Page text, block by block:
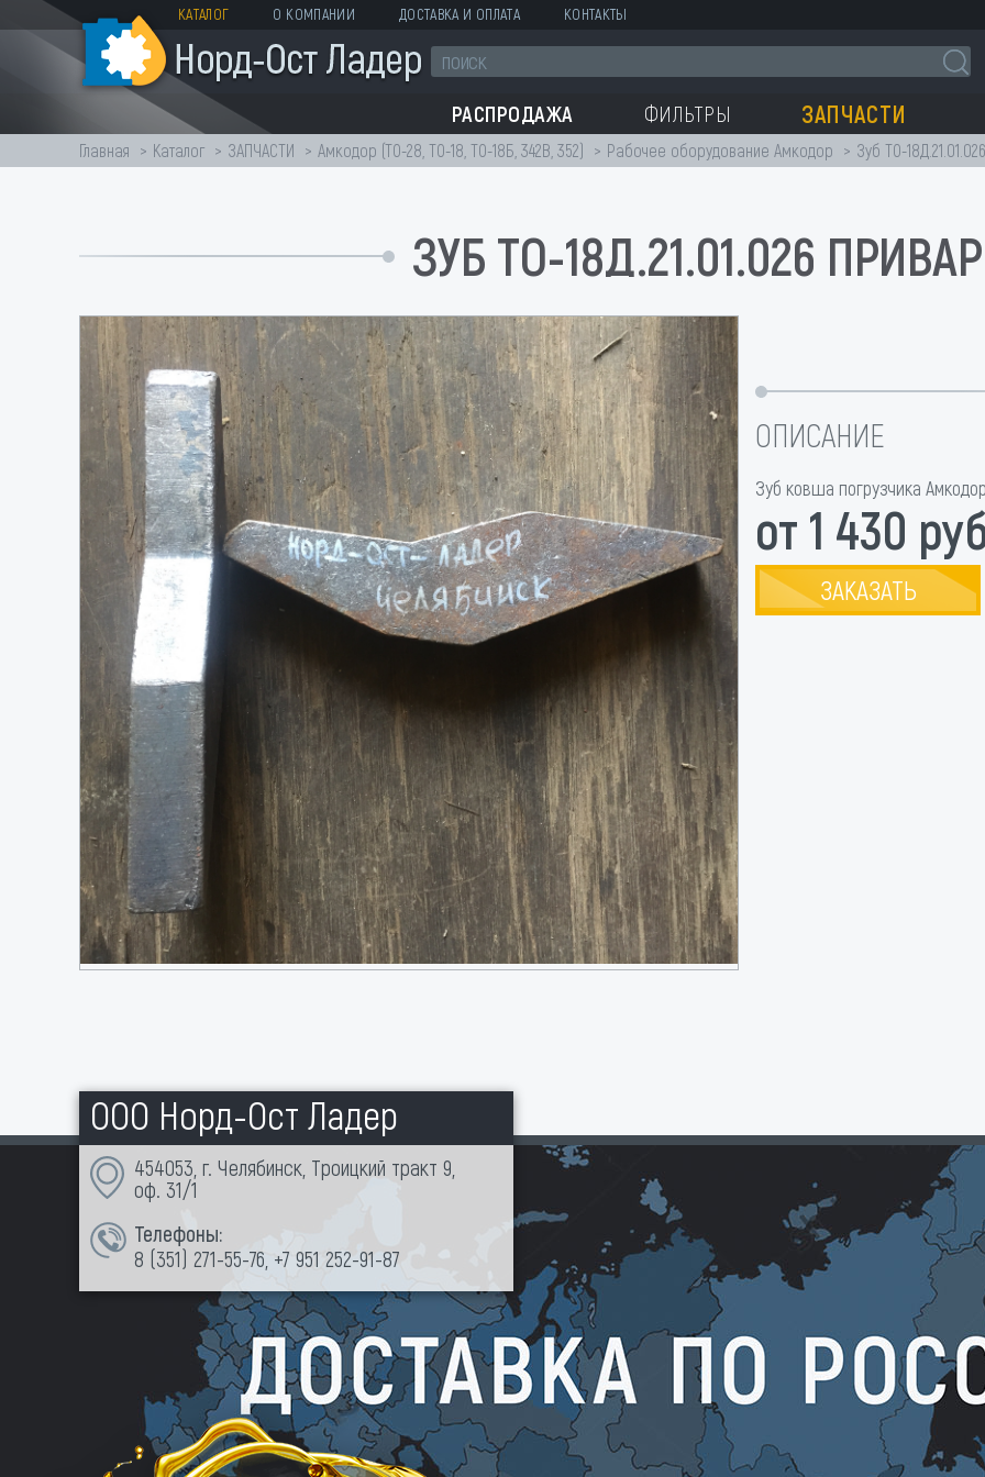
КАТАЛОГ О КОМПАНИИ ДОСТАВКА И ОПЛАТА КОНТАКТЫ
РАСПРОДАЖА ФИЛЬТРЫ ЗАПЧАСТИ
Главная Каталог ЗАПЧАСТИ Амкодор (ТО-28, ТО-18, ТО-18Б, 342В, 352) Рабочее оборудование Амкодор Зуб ТО-
ЗУБ ТО-18Д.21.01.026
ОПИСАНИЕ
Зуб ковша погрузчика
от 1 430
ЗАКАЗАТЬ
ООО Норд-Ост Ладер
454053, г. Челябинск, Троицкий тракт 9,
оф. 31/1
Телефоны:
8 (351) 271-55-76 +7 951 252-91-87